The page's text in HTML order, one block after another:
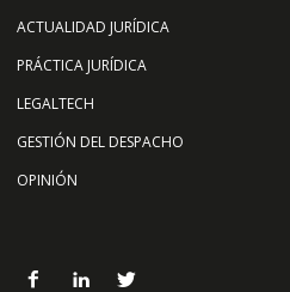
ACTUALIDAD JURÍDICA
PRÁCTICA JURÍDICA
LEGALTECH
GESTIÓN DEL DESPACHO
OPINIÓN